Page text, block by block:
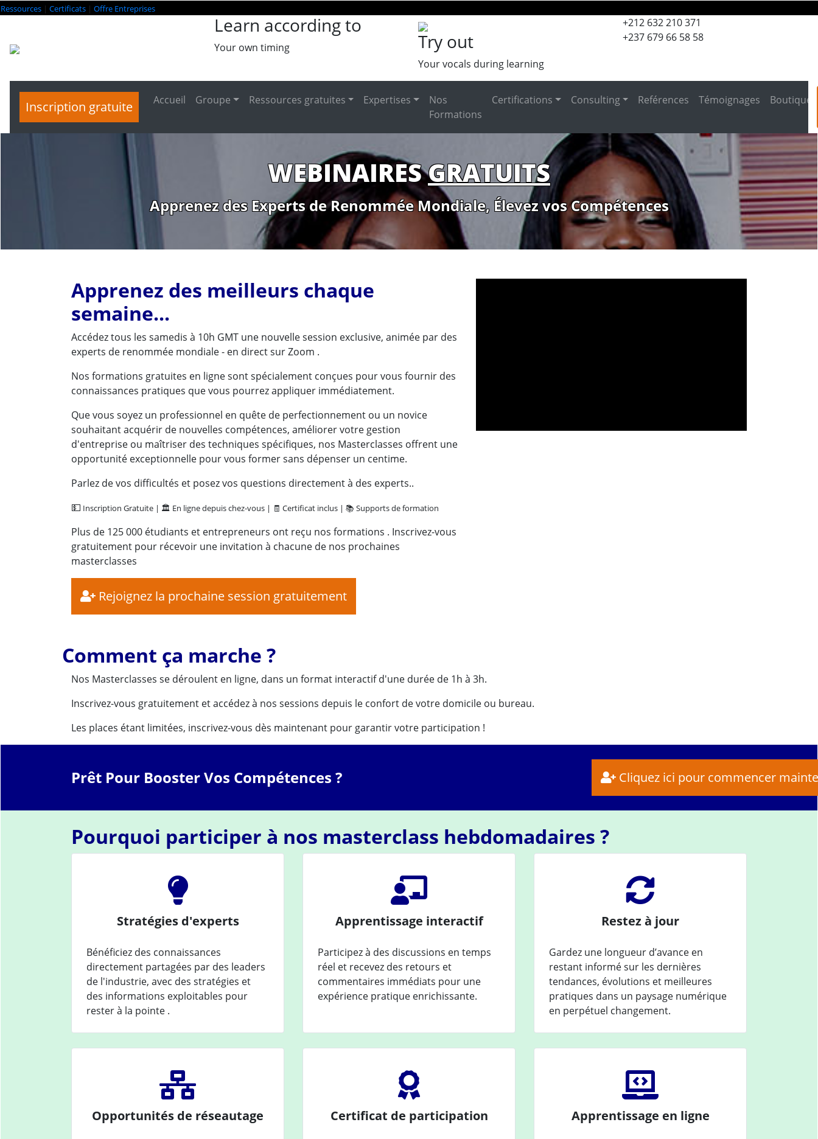
Ressources | Certificats | Offre Entreprises
Learn according to
Your own timing Try out
Your vocals during learning
+212 632 210 371
+237 679 66 58 58
Inscription gratuite Accueil Groupe Ressources gratuites Expertises
Nos
Formations
Certifications Consulting Reférences Témoignages Boutique
WEBINAIRESGRATUITS
Apprenez des Experts de Renommée Mondiale, Élevez vos Compétences
Apprenez des meilleurs chaque
semaine...
Accédez tous les samedis à 10h GMT une nouvelle session exclusive, animée par des
experts de renommée mondiale - en direct sur Zoom .
Nos formations gratuites en ligne sont spécialement conçues pour vous fournir des
connaissances pratiques que vous pourrez appliquer immédiatement.
Que vous soyez un professionnel en quête de perfectionnement ou un novice
souhaitant acquérir de nouvelles compétences, améliorer votre gestion
d'entreprise ou maîtriser des techniques spécifiques, nos Masterclasses offrent une
opportunité exceptionnelle pour vous former sans dépenser un centime.
Parlez de vos difficultés et posez vos questions directement à des experts..
💵 Inscription Gratuite | 🏛️ En ligne depuis chez-vous | 🧾 Certificat inclus | 📚 Supports de formation
Plus de 125 000 étudiants et entrepreneurs ont reçu nos formations . Inscrivez-vous
gratuitement pour récevoir une invitation à chacune de nos prochaines
masterclasses
Rejoignez la prochaine session gratuitement
Comment ça marche ?
Nos Masterclasses se déroulent en ligne, dans un format interactif d'une durée de 1h à 3h.
Inscrivez-vous gratuitement et accédez à nos sessions depuis le confort de votre domicile ou bureau.
Les places étant limitées, inscrivez-vous dès maintenant pour garantir votre participation !
Prêt Pour Booster Vos Compétences ? Cliquez ici pour commencer
Pourquoi participer à nos masterclass hebdomadaires ?
Stratégies d'experts
Bénéficiez des connaissances
directement partagées par des leaders
de l'industrie, avec des stratégies et
des informations exploitables pour
rester à la pointe .
Apprentissage interactif
Participez à des discussions en temps
réel et recevez des retours et
commentaires immédiats pour une
expérience pratique enrichissante.
Restez à jour
Gardez une longueur d’avance en
restant informé sur les dernières
tendances, évolutions et meilleures
pratiques dans un paysage numérique
en perpétuel changement.
Opportunités de réseautage Certificat de participation Apprentissage en ligne